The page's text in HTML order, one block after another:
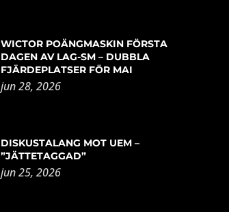
WICTOR POÄNGMASKIN FÖRSTA
DAGEN AV LAG-SM – DUBBLA
FJÄRDEPLATSER FÖR MAI
jun 28, 2026
DISKUSTALANG MOT UEM –
”JÄTTETAGGAD”
jun 25, 2026